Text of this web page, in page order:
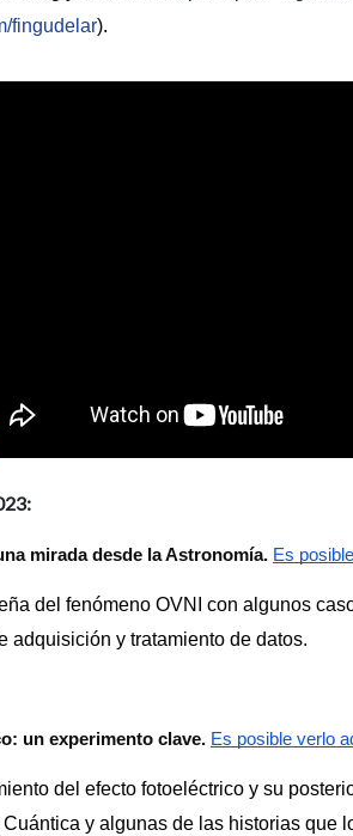
fingudelar).
mirada desde la Astronomía. Es
del fenómeno OVNI con algunos
adquisición y tratamiento de datos.
un experimento clave. Es posible verlo
del efecto fotoeléctrico y su
y algunas de las historias que